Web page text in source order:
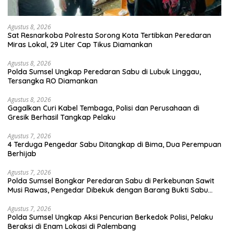
Agustus 8, 2026
Sat Resnarkoba Polresta Sorong Kota Tertibkan Peredaran
Miras Lokal, 29 Liter Cap Tikus Diamankan
Agustus 8, 2026
Polda Sumsel Ungkap Peredaran Sabu di Lubuk Linggau,
Tersangka RO Diamankan
Agustus 8, 2026
Gagalkan Curi Kabel Tembaga, Polisi dan Perusahaan di
Gresik Berhasil Tangkap Pelaku
Agustus 7, 2026
4 Terduga Pengedar Sabu Ditangkap di Bima, Dua Perempuan
Berhijab
Agustus 7, 2026
Polda Sumsel Bongkar Peredaran Sabu di Perkebunan Sawit
Musi Rawas, Pengedar Dibekuk dengan Barang Bukti Sabu
Agustus 7, 2026
Polda Sumsel Ungkap Aksi Pencurian Berkedok Polisi, Pelaku
Beraksi di Enam Lokasi di Palembang